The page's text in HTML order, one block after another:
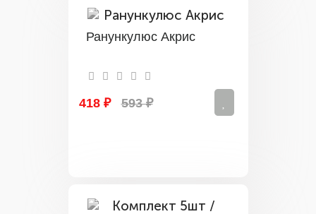
Ранункулюс Акрис
418 ₽ 593 ₽